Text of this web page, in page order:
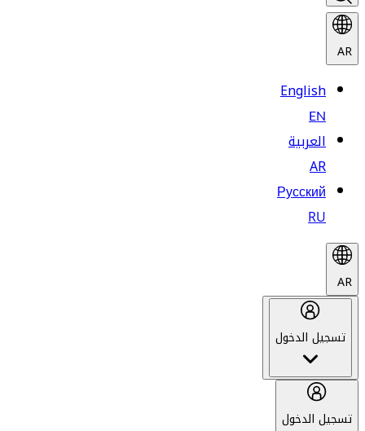
AR
English
EN
العربية
AR
Русский
RU
AR
تسجيل الدخول
تسجيل الدخول